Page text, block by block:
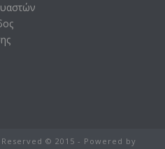
© 2015 - Powered by